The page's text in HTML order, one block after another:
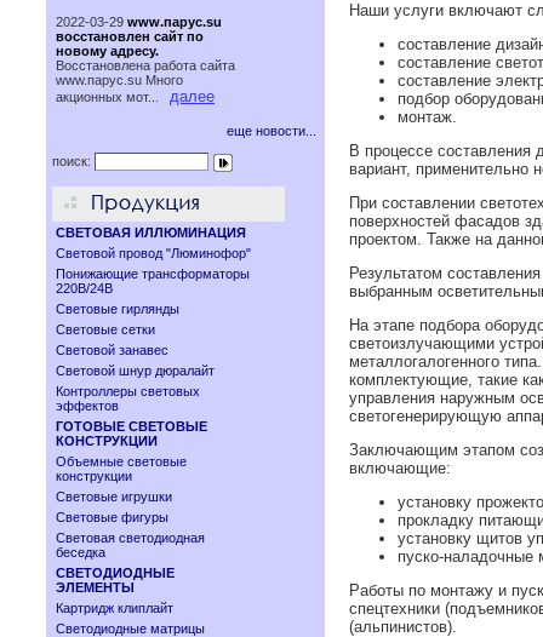
2022-03-29 www.парус.su
восстановлен сайт по
новому адресу.
Восстановлена работа сайта
www.паруc.su Много
акционных мот...
далее
еще новости...
поиск:
СВЕТОВАЯ ИЛЛЮМИНАЦИЯ
Световой провод "Люминофор"
Понижающие трансформаторы
220В/24В
Световые гирлянды
Световые сетки
Световой занавес
Световой шнур дюралайт
Контроллеры световых
эффектов
ГОТОВЫЕ СВЕТОВЫЕ
КОНСТРУКЦИИ
Объемные световые
конструкции
Световые игрушки
Световые фигуры
Световая светодиодная
беседка
СВЕТОДИОДНЫЕ
ЭЛЕМЕНТЫ
Картридж клиплайт
Светодиодные матрицы
Наши услуги включают
составление
составление
составление
подбор
монтаж.
В процессе составления
вариант, применительно
При составлении
поверхностей фасадов
проектом. Также на
Результатом
выбранным
На этапе подбора
светоизлучающими
металлогалогенного
комплектующие, такие
управления наружным
светогенерирующую
Заключающим этапом
включающие:
установку
прокладку
установку щитов
пуско-наладочные
Работы по монтажу и
спецтехники
(альпинистов).